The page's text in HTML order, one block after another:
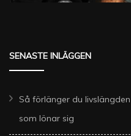
SENASTE INLÄGGEN
Så förlänger du
som lönar sig